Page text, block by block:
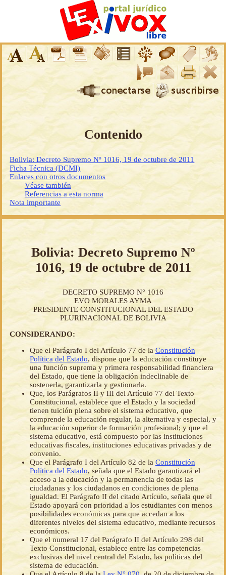
Contenido
Bolivia: Decreto Supremo Nº 1016, 19 de octubre de 2011
Ficha Técnica (DCMI)
Enlaces con otros documentos
Véase también
Referencias a esta norma
Nota importante
Bolivia: Decreto Supremo Nº
1016, 19 de octubre de 2011
DECRETO SUPREMO N° 1016
EVO MORALES AYMA
PRESIDENTE CONSTITUCIONAL DEL ESTADO
PLURINACIONAL DE BOLIVIA
CONSIDERANDO:
Que el Parágrafo I del Artículo 77 de la Constitución
Política del Estado, dispone que la educación constituye
una función suprema y primera responsabilidad financiera
del Estado, que tiene la obligación indeclinable de
sostenerla, garantizarla y gestionarla.
Que, los Parágrafos II y III del Artículo 77 del Texto
Constitucional, establece que el Estado y la sociedad
tienen tuición plena sobre el sistema educativo, que
comprende la educación regular, la alternativa y especial, y
la educación superior de formación profesional; y que el
sistema educativo, está compuesto por las instituciones
educativas fiscales, instituciones educativas privadas y de
convenio.
Que el Parágrafo I del Artículo 82 de la Constitución
Política del Estado, señala que el Estado garantizará el
acceso a la educación y la permanencia de todas las
ciudadanas y los ciudadanos en condiciones de plena
igualdad. El Parágrafo II del citado Artículo, señala que el
Estado apoyará con prioridad a los estudiantes con menos
posibilidades económicas para que accedan a los
diferentes niveles del sistema educativo, mediante recursos
económicos.
Que el numeral 17 del Parágrafo II del Artículo 298 del
Texto Constitucional, establece entre las competencias
exclusivas del nivel central del Estado, las políticas del
sistema de educación.